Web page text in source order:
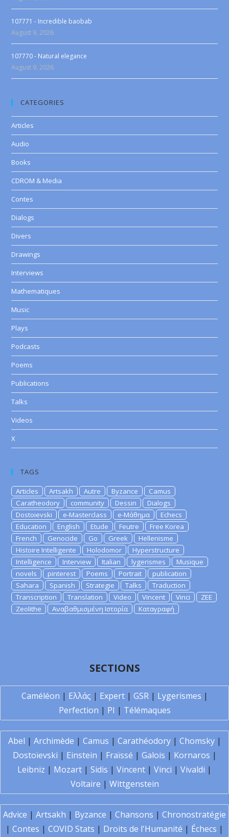
107771 - Incredible baobab
August 9, 2026
107770 - Natural elegance
August 9, 2026
CATEGORIES
Articles
Audio
Books
CDROM & Media
Contes
Dialogs
Divers
Drawings
Interviews
Mathematiques
Music
Plays
Podcasts
Poems
Publications
Talks
Videos
X
TAGS
Articles Artsakh Autre Byzance
Camus
Caratheodory
community Dessin
Dialogs
Dostoievski
e-Masterclass e-Μάθημα
Echecs
Education
English Etude Feutre
Free Korea
French
Genocide Go Greek
Hellenisme
Histoire Intelligente
Holodomor
Hyperstructure
Intelligence
Interview Italian lygerismes
Musique
novels
pinterest Poems Portrait
publication
Sahara
Spanish Strategie Talks
Traduction
Transcription
Translation Video Vincent Vinci
ZEE
Zeolithe
Αναβαθμισμένη Ιστορία Καταγραφή
SECTIONS
Caméléon | Ελλάς | Expert| GSR| Lygerismes |
Perfection | PI | Télémaques
Abel | Archimède | Camus | Carathéodory| Chomsky|
Dostoïevski | Einstein | Fraïssé | Galois | Kornaros |
Leibniz | Mozart | Sidis | Vincent | Vinci | Vivaldi |
Voltaire | Wittgenstein
Advice | Artsakh | Byzance | Chansons | Chronostratégie
| Contes | COVID Stats | Droits de l'Humanité | Échecs |